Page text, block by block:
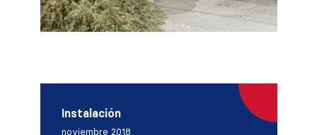
Instalación
noviembre 2018